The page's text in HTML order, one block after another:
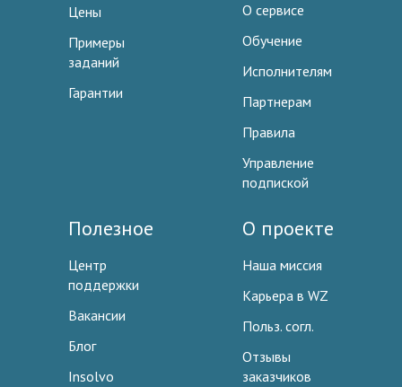
Цены
Примеры
заданий
Гарантии
О сервисе
Обучение
Исполнителям
Партнерам
Правила
Управление
подпиской
Полезное
Центр
поддержки
Вакансии
Блог
Insolvo
О проекте
Наша миссия
Карьера в WZ
Польз. согл.
Отзывы
заказчиков